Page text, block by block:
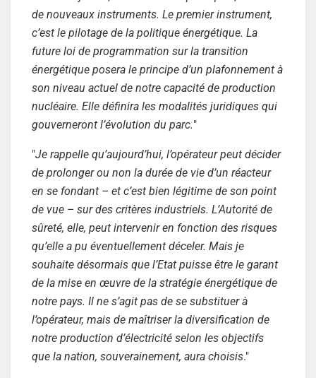
de nouveaux instruments. Le premier instrument,
c’est le pilotage de la politique énergétique. La
future loi de programmation sur la transition
énergétique posera le principe d’un plafonnement à
son niveau actuel de notre capacité de production
nucléaire. Elle définira les modalités juridiques qui
gouverneront l’évolution du parc."
"Je rappelle qu’aujourd’hui, l’opérateur peut décider
de prolonger ou non la durée de vie d’un réacteur
en se fondant – et c’est bien légitime de son point
de vue – sur des critères industriels. L’Autorité de
sûreté, elle, peut intervenir en fonction des risques
qu’elle a pu éventuellement déceler. Mais je
souhaite désormais que l’Etat puisse être le garant
de la mise en œuvre de la stratégie énergétique de
notre pays. Il ne s’agit pas de se substituer à
l’opérateur, mais de maîtriser la diversification de
notre production d’électricité selon les objectifs
que la nation, souverainement, aura choisis."